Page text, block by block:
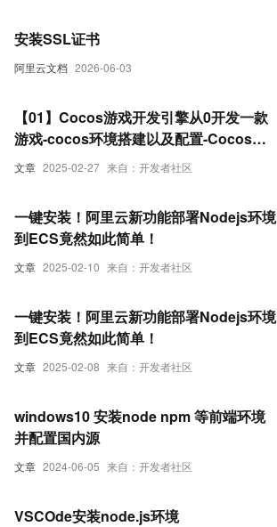
阿里云文档 2026-06-03
安装SSL证书
文章 2025-02-27 来自：开发者社区
【01】Cocos游戏开发引擎从0开发一款
游戏-cocos环境搭建以及配置-Cocos
Creator软件系统下载安装-node环境-优雅
文章 2025-02-10 来自：开发者社区
一键安装！阿里云新功能部署Nodejs环境
到ECS竟然如此简单！
文章 2025-02-08 来自：开发者社区
一键安装！阿里云新功能部署Nodejs环境
到ECS竟然如此简单！
文章 2024-06-05 来自：开发者社区
windows10 安装node npm 等前端环境
并配置国内源
VSCOde安装node.js环境